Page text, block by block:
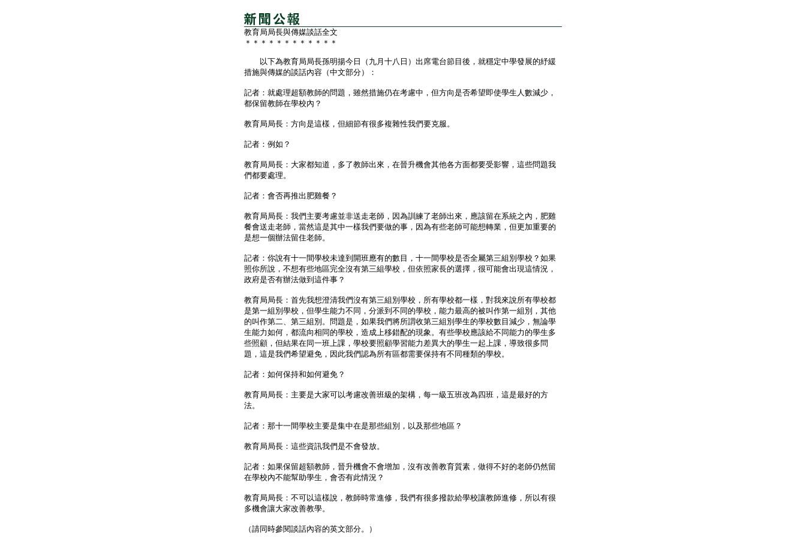
教育局局長與傳媒談話全文
＊＊＊＊＊＊＊＊＊＊＊＊
以下為教育局局長孫明揚今日（九月十八日）出席電台節目後，就穩定中學發展的紓緩
措施與傳媒的談話內容（中文部分）：
記者：就處理超額教師的問題，雖然措施仍在考慮中，但方向是否希望即使學生人數減少，
都保留教師在學校內？
教育局局長：方向是這樣，但細節有很多複雜性我們要克服。
記者：例如？
教育局局長：大家都知道，多了教師出來，在晉升機會其他各方面都要受影響，這些問題我
們都要處理。
記者：會否再推出肥雞餐？
教育局局長：我們主要考慮並非送走老師，因為訓練了老師出來，應該留在系統之內，肥雞
餐會送走老師，當然這是其中一樣我們要做的事，因為有些老師可能想轉業，但更加重要的
是想一個辦法留住老師。
記者：你說有十一間學校未達到開班應有的數目，十一間學校是否全屬第三組別學校？如果
照你所說，不想有些地區完全沒有第三組學校，但依照家長的選擇，很可能會出現這情況，
政府是否有辦法做到這件事？
教育局局長：首先我想澄清我們沒有第三組別學校，所有學校都一樣，對我來說所有學校都
是第一組別學校，但學生能力不同，分派到不同的學校，能力最高的被叫作第一組別，其他
的叫作第二、第三組別。問題是，如果我們將所謂收第三組別學生的學校數目減少，無論學
生能力如何，都流向相同的學校，造成上移錯配的現象。有些學校應該給不同能力的學生多
些照顧，但結果在同一班上課，學校要照顧學習能力差異大的學生一起上課，導致很多問
題，這是我們希望避免，因此我們認為所有區都需要保持有不同種類的學校。
記者：如何保持和如何避免？
教育局局長：主要是大家可以考慮改善班級的架構，每一級五班改為四班，這是最好的方
法。
記者：那十一間學校主要是集中在是那些組別，以及那些地區？
教育局局長：這些資訊我們是不會發放。
記者：如果保留超額教師，晉升機會不會增加，沒有改善教育質素，做得不好的老師仍然留
在學校內不能幫助學生，會否有此情況？
教育局局長：不可以這樣說，教師時常進修，我們有很多撥款給學校讓教師進修，所以有很
多機會讓大家改善教學。
（請同時參閱談話內容的英文部分。）